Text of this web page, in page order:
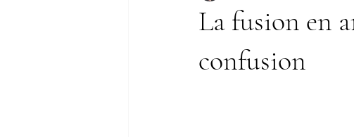
Psychologie
La fusion en
confusion